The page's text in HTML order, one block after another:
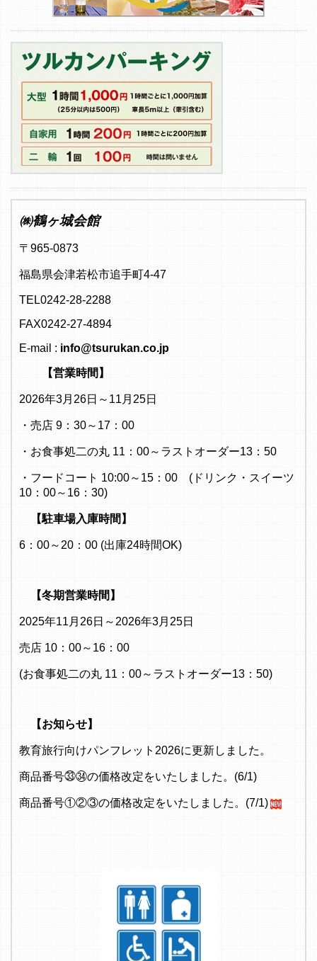
㈱鶴ヶ城会館
〒965-0873
福島県会津若松市追手町4-47
TEL0242-28-2288
FAX0242-27-4894
E-mail : info@tsurukan.co.jp
【営業時間】
2026年3月26日～11月25日
・売店 9：30～17：00
・お食事処二の丸 11：00～ラストオーダー13：50
・フードコート 10:00～15：00 (ドリンク・スイーツ
10：00～16：30)
【駐車場入庫時間】
6：00～20：00 (出庫24時間OK)
【冬期営業時間】
2025年11月26日～2026年3月25日
売店 10：00～16：00
(お食事処二の丸 11：00～ラストオーダー13：50)
【お知らせ】
教育旅行向けパンフレット2026に更新しました。
商品番号㉝㉞の価格改定をいたしました。(6/1)
商品番号①②③の価格改定をいたしました。(7/1)